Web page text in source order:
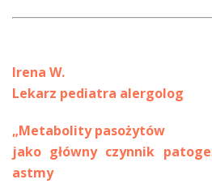
Irena W.
Lekarz pediatra alergolog
„Metabolity pasożytów
jako główny czynnik
astmy